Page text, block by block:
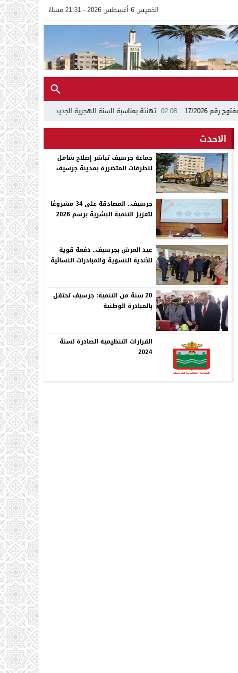
الخميس 6 أغسطس 2026 - 21:31 مساءً
02:08 تهنئة بمناسبة السنة الهجرية الجديدة 1448ه
اجتماع
الاحدث
جماعة جرسيف تباشر إصلاح شامل
للطرقات المتضررة بمدينة جرسيف
جرسيف.. المصادقة على 34 مشروعًا
لتعزيز التنمية البشرية برسم 2026
عيد العرش بجرسيف.. دفعة قوية
للأندية النسوية والمبادرات النسائية
20 سنة من التنمية: جرسيف تحتفل
بالمبادرة الوطنية
القرارات التنظيمية الصادرة لسنة
2024